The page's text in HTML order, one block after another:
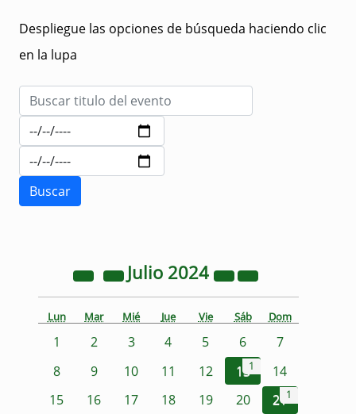
Despliegue las opciones de búsqueda haciendo clic
en la lupa
Julio 2024
Lun Mar Mié Jue Vie Sáb Dom
1 2 3 4 5 6
7
8
9 10 11 12 131
14
15
16 17 18 19 20 211